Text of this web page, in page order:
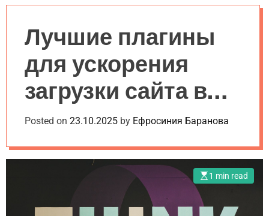
o
o
r
m
o
e
Лучшие плагины
для ускорения
загрузки сайта в
2025 году
Posted on 23.10.2025 by Ефросиния Баранова
1 min read